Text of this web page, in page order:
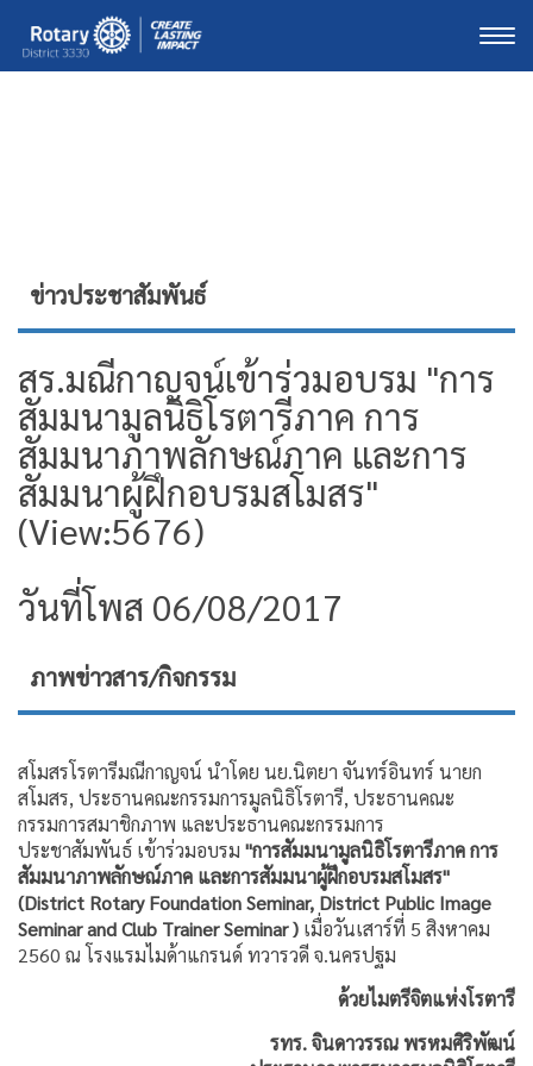
ข่าวประชาสัมพันธ์
สร.มณีกาญจน์เข้าร่วมอบรม "การ
สัมมนามูลนิธิโรตารีภาค การ
สัมมนาภาพลักษณ์ภาค และการ
สัมมนาผู้ฝึกอบรมสโมสร"
(View:5676)
วันที่โพส 06/08/2017
ภาพข่าวสาร/กิจกรรม
สโมสรโรตารีมณีกาญจน์ นำโดย นย.นิตยา จันทร์อินทร์ นายก
สโมสร, ประธานคณะกรรมการมูลนิธิโรตารี, ประธานคณะ
กรรมการสมาชิกภาพ และประธานคณะกรรมการ
ประชาสัมพันธ์ เข้าร่วมอบรม "การสัมมนามูลนิธิโรตารีภาค การ
สัมมนาภาพลักษณ์ภาค และการสัมมนาผู้ฝึกอบรมสโมสร"
(District Rotary Foundation Seminar, District Public Image
Seminar and Club Trainer Seminar ) เมื่อวันเสาร์ที่ 5 สิงหาคม
2560 ณ โรงแรมไมด้าแกรนด์ ทวารวดี จ.นครปฐม
ด้วยไมตรีจิตแห่งโรตารี
รทร. จินดาวรรณ พรหมศิริพัฒน์